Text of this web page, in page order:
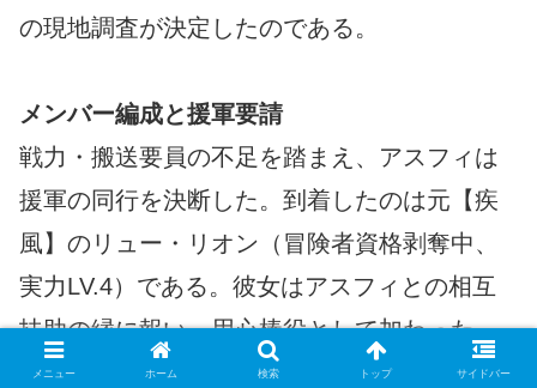
の現地調査が決定したのである。
メンバー編成と援軍要請
戦力・搬送要員の不足を踏まえ、アスフィは
援軍の同行を決断した。到着したのは元【疾
風】のリュー・リオン（冒険者資格剥奪中、
実力LV.4）である。彼女はアスフィとの相互
扶助の縁に報い、用心棒役として加わった。
現地へ向かう主力は、アスフィ（LV.4）、フ
メニュー ホーム 検索 トップ サイドバー